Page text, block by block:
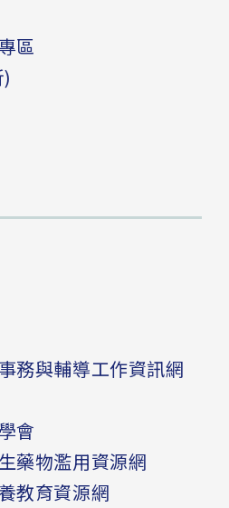
區
務與輔導工作資訊網
會
藥物濫用資源網
教育資源網